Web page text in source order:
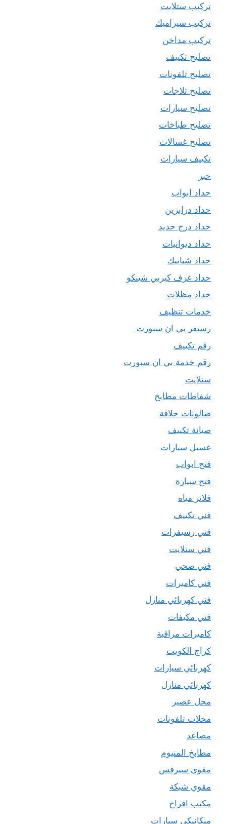
تركيب ستلايت
تركيب سيراميك
تركيب مداخن
تصليح تكييف
تصليح تلفونات
تصليح ثلاجات
تصليح سيارات
تصليح طباخات
تصليح غسالات
تكييف سيارات
حبر
حداد ابواب
حداد درابزين
حداد درج حديد
حداد ديوانيات
حداد شبابيك
حداد غرف كيربي شينكو
حداد مظلات
خدمات تنظيف
رسيفر بي ان سبورت
رقم تكييف
رقم خدمة بي ان سبورت
ستلايت
شفاطات مطابخ
صالونات حلاقة
صيانة تكييف
غسيل سيارات
فتح ابواب
فتح سيارة
فلاتر مياه
فني تكييف
فني رسيفرات
فني ستلايت
فني صحي
فني كاميرات
فني كهربائي منازل
فني مكيفات
كاميرات مراقبة
كراج الكويت
كهربائي سيارات
كهربائي منازل
محل عصير
محلات تلفونات
مصاعد
مطابخ المنيوم
مقوي سيرفس
مقوي شبكة
مكتب افراح
ميكانيكي سيارات